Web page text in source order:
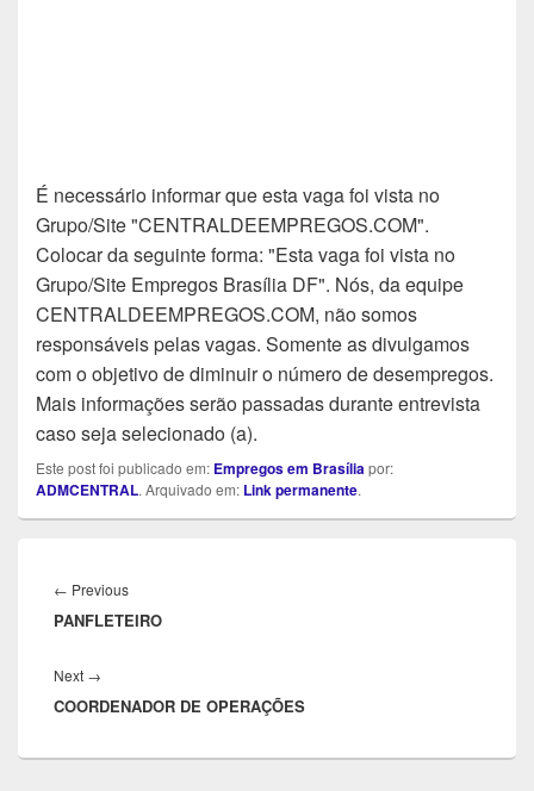
É necessário informar que esta vaga foi vista no
Grupo/Site "CENTRALDEEMPREGOS.COM".
Colocar da seguinte forma: "Esta vaga foi vista no
Grupo/Site Empregos Brasília DF". Nós, da equipe
CENTRALDEEMPREGOS.COM, não somos
responsáveis pelas vagas. Somente as divulgamos
com o objetivo de diminuir o número de desempregos.
Mais informações serão passadas durante entrevista
caso seja selecionado (a).
Este post foi publicado em: Empregos em Brasíliapor:
ADMCENTRAL. Arquivado em: Link permanente.
de
Post
← PreviousPrevious
post:
PANFLETEIRO
Next →
post:
COORDENADOR DE OPERAÇÕES